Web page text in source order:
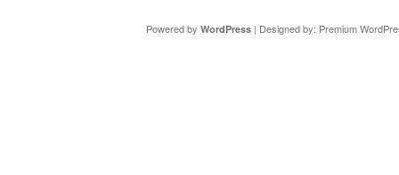
Powered by WordPress| Designed by: Premium